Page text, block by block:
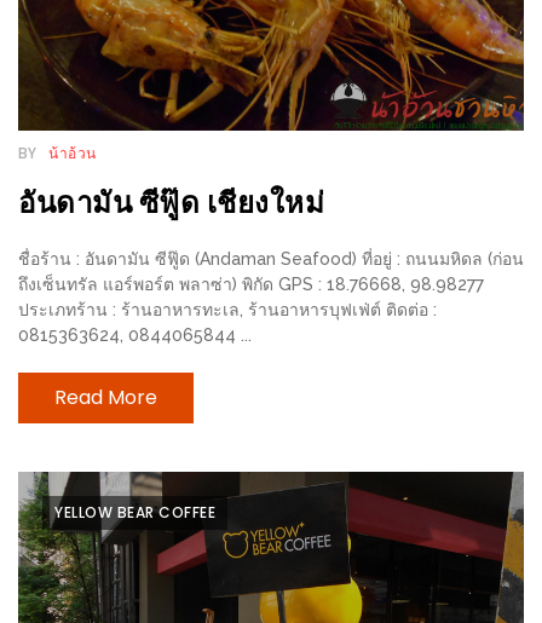
FESTIVAL
2
–
ช็อป
เพลิน
HFG
E-
NEWS
GAME
(SABAI
HOMEPRO
FAIR
2017
เชียงใหม่
BY น้าอ้วน
อันดามัน ซีฟู๊ด เชียงใหม่
ชื่อร้าน : อันดามัน ซีฟู๊ด (Andaman Seafood) ที่อยู่ : ถนนมหิดล (ก่อน
ถึงเซ็นทรัล แอร์พอร์ต พลาซ่า) พิกัด GPS : 18.76668, 98.98277
ประเภทร้าน : ร้านอาหารทะเล, ร้านอาหารบุฟเฟ่ต์ ติดต่อ :
0815363624, 0844065844 ...
Read More
YELLOW BEAR COFFEE